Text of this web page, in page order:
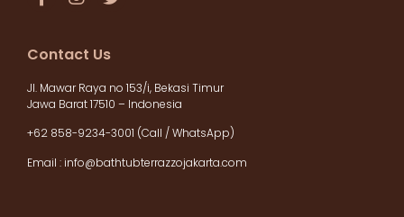
Contact Us
Jl. Mawar Raya no 153/i, Bekasi Timur
Jawa Barat 17510 – Indonesia
+62 858-9234-3001 (Call / WhatsApp)
Email : info@bathtubterrazzojakarta.com